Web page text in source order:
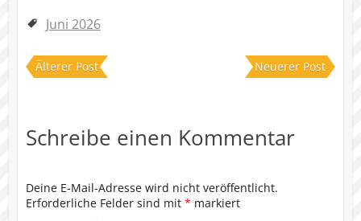
Juni 2026
Älterer Post Neuerer Post
Schreibe einen Kommentar
Deine E-Mail-Adresse wird nicht veröffentlicht.
Erforderliche Felder sind mit * markiert